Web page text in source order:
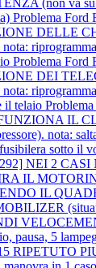
Problema Ford
DELLE
Problema Ford
DEI
il telaio
IL
nota:
sotto il
NEI 2
IL
IL
pausa, 5
RIPETUTO